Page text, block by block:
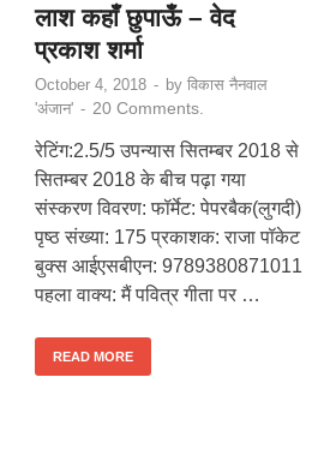
लाश कहाँ छुपाऊँ – वेद
प्रकाश शर्मा
October 4, 2018 - by विकास नैनवाल
'अंजान' - 20 Comments.
रेटिंग:2.5/5 उपन्यास सितम्बर 2018 से
सितम्बर 2018 के बीच पढ़ा गया
संस्करण विवरण: फॉर्मेट: पेपरबैक(लुगदी)
पृष्ठ संख्या: 175 प्रकाशक: राजा पॉकेट
बुक्स आईएसबीएन: 9789380871011
पहला वाक्य: मैं पवित्र गीता पर …
READ MORE